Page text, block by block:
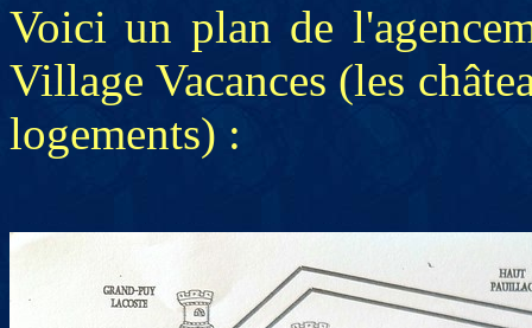
Voici un plan de
Village Vacances (les
logements) :